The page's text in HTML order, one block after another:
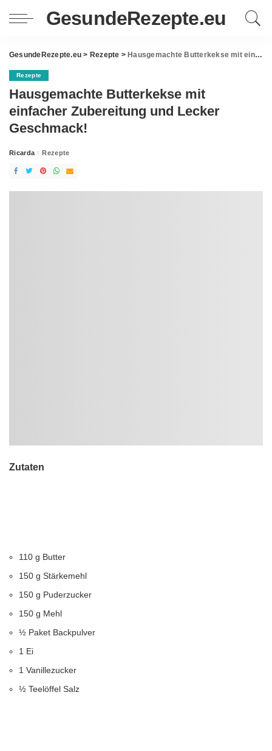
GesundeRezepte.eu
GesundeRezepte.eu > Rezepte > Hausgemachte Butterkekse mit einfacher Zubereitung und Lecker Geschmack!
Rezepte
Hausgemachte Butterkekse mit
einfacher Zubereitung und Lecker
Geschmack!
Posted
Ricarda Rezepte
Zutaten
110 g Butter
150 g Stärkemehl
150 g Puderzucker
150 g Mehl
½ Paket Backpulver
1 Ei
1 Vanillezucker
½ Teelöffel Salz